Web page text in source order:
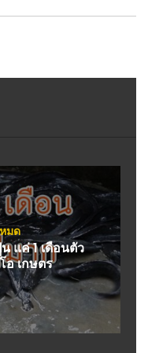
มด
แค่ 1 เดือนตัว
อ เกษตร